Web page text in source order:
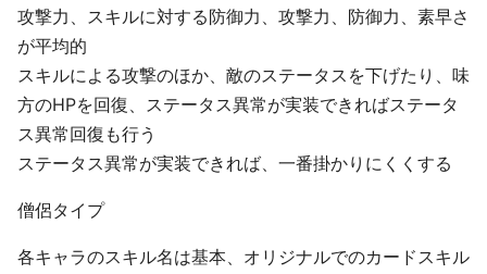
攻撃力、スキルに対する防御力、攻撃力、防御力、素早さ
が平均的
スキルによる攻撃のほか、敵のステータスを下げたり、味
方のHPを回復、ステータス異常が実装できればステータ
ス異常回復も行う
ステータス異常が実装できれば、一番掛かりにくくする
僧侶タイプ
各キャラのスキル名は基本、オリジナルでのカードスキル